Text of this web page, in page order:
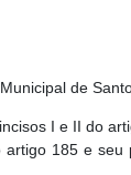
de
I e II do
185 e